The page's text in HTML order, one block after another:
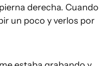
derecha. Cuando
un poco y verlos por